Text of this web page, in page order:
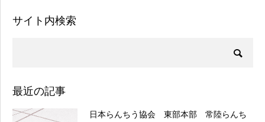
サイト内検索
最近の記事
日本らんちう協会 東部本部 常陸らんち